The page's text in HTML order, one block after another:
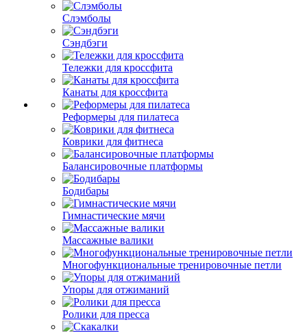
Слэмболы
Сэндбэги
Тележки для кроссфита
Канаты для кроссфита
Реформеры для пилатеса
Коврики для фитнеса
Балансировочные платформы
Бодибары
Гимнастические мячи
Массажные валики
Многофункциональные тренировочные петли
Упоры для отжиманий
Ролики для пресса